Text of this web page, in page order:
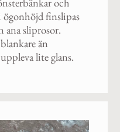
ögonhöjd finslipas
ana sliprosor.
än
lite glans.